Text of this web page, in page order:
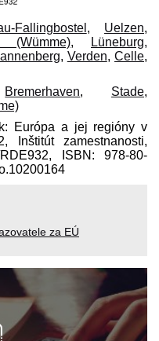
Fallingbostel , Uelzen,
(Wümme),
Lüneburg,
, Verden, Celle,
Bremerhaven, Stade,
Európa a jej regióny v
Inštitút zamestnanosti,
ISBN: 978-80-
za EÚ